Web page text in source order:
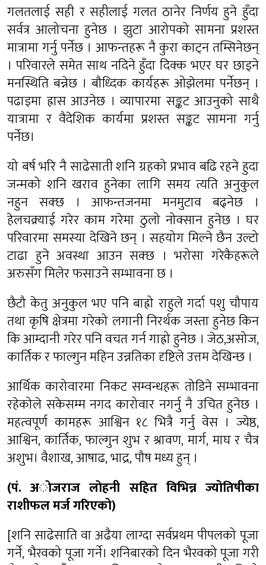
गलतलाई सही र सहीलाई गलत ठानेर निर्णय हुने हुँदा
सर्वत्र आलोचना हुनेछ । झुटा आरोपको सामना प्रशस्त
मात्रामा गर्नु पर्नेछ । आफन्तहरू नै कुरा काट्न तम्सिनेछन्
। परिवारले समेत साथ नदिने हुँदा दिक्क भएर घर छाड्ने
मनस्थिति बन्नेछ । बौध्दिक कार्यहरू ओझेलमा पर्नेछन् ।
पढाइमा ह्रास आउनेछ । व्यापारमा सङ्कट आउनुको साथै
यात्रामा र वैदेशिक कार्यमा प्रशस्त सङ्कट सामना गर्नु
पर्नेछ।
यो बर्ष भरि नै साढेसाती शनि ग्रहको प्रभाव बढि रहने हुदा
जन्मको शनि खराव हुनेका लागि समय त्यति अनुकुल
नहुन सक्छ । आफन्तजनमा मनमुटाव बढ्नेछ ।
हेलचक्र्याई गरेर काम गरेमा ठुलो नोक्सान हुनेछ । घर
परिवारमा समस्या देखिने छन् । सहयोग मिल्ने छैन उल्टो
टाढा हुने अवस्था आउन सक्छ । भरोसा गरेकैहरूले
अरुसँग मिलेर फसाउने सम्भावना छ ।
छैटौ केतु अनुकुल भए पनि बाह्रो राहुले गर्दा पशु चौपाय
तथा कृषि क्षेत्रमा गरेको लगानी निरर्थक जस्ता हुनेछ किन
कि आम्दानी गरेर पनि वचत गर्न गाह्रो हुनेछ । जेठ,असोज,
कार्तिक र फाल्गुन महिन उन्नतिका दृष्टिले उत्तम देखिन्छ ।
आर्थिक कारोवारमा निकट सम्वन्धहरू तोडिने सम्भावना
रहेकोले सकेसम्म नगद कारोवार नगर्नु नै उचित हुनेछ ।
महत्वपूर्ण कामहरू आश्विन १८ भित्रै गर्नु वेस । ज्येष्ठ,
आश्विन, कार्तिक, फाल्गुन शुभ र श्रावण, मार्ग, माघ र चैत्र
अशुभ। वैशाख, आषाढ, भाद्र, पौष मध्य हुन् ।
(पं. अाेजराज लाेहनी सहित विभिन्न ज्योतिषीका
राशीफल मर्ज गरिएको)
[शनि साढेसाति वा अढैया लाग्दा सर्वप्रथम पीपलको पूजा
गर्ने, भैरवको पूजा गर्ने। शनिबारको दिन भैरवको पूजा गरी